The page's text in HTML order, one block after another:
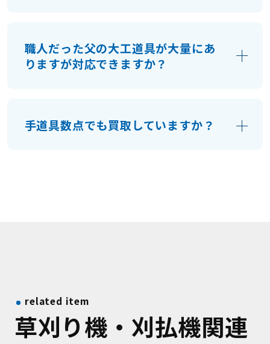
の場合は錆びていると買取が難しい場合が
あります。
職人だった父の大工道具が大量にあ
りますが対応できますか？
下さい。他にも家具店、製材所、工房、ア
手道具数点でも買取していますか？
related item
草刈り機・刈払機関連